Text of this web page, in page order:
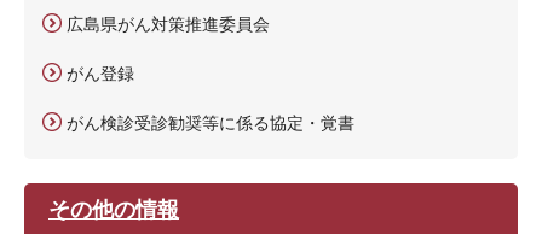
広島県がん対策推進委員会
がん登録
がん検診受診勧奨等に係る協定・覚書
その他の情報